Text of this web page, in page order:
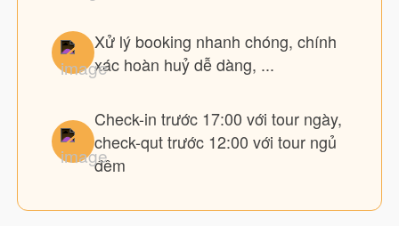
Xử lý booking nhanh chóng, chính
xác hoàn huỷ dễ dàng, ...
Check-in trước 17:00 với tour ngày,
check-qut trước 12:00 với tour ngủ
đêm